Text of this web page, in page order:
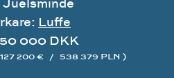
Luffe
000 DKK
127 200 € / 538 379 PLN )